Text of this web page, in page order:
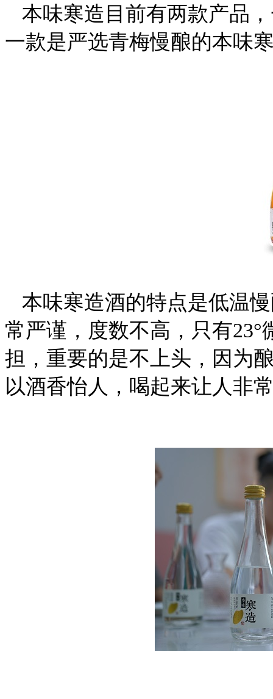
本味寒造目前有两款产品
一款是严选青梅慢酿的本味
本味寒造酒的特点是低温
常严谨，度数不高，只有
担，重要的是不上头，因为
以酒香怡人，喝起来让人非